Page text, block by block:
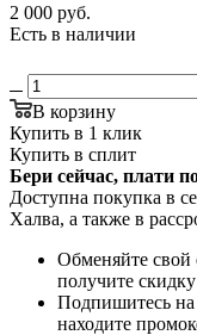
2 000 руб.
Есть в наличии
В корзину
Купить в 1 клик
Купить в сплит
Бери сейчас, плати
Доступна покупка в
Халва, а также в
Обменяйте свой
получите
Подпишитесь
находите